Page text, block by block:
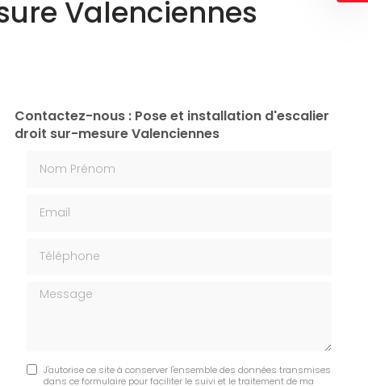
Valenciennes
Contactez-nous : Pose et installation d'escalier
droit sur-mesure Valenciennes
Message
J'autorise ce site à conserver l'ensemble des données transmises
dans ce formulaire pour faciliter le suivi et le traitement de ma